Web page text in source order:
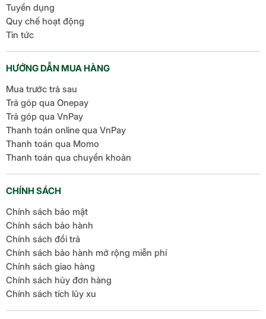
Tuyển dụng
Quy chế hoạt động
Tin tức
HƯỚNG DẪN MUA HÀNG
Mua trước trả sau
Trả góp qua Onepay
Trả góp qua VnPay
Thanh toán online qua VnPay
Thanh toán qua Momo
Thanh toán qua chuyển khoản
CHÍNH SÁCH
Chính sách bảo mật
Chính sách bảo hành
Chính sách đổi trả
Chính sách bảo hành mở rộng miễn phí
Chính sách giao hàng
Chính sách hủy đơn hàng
Chính sách tích lũy xu